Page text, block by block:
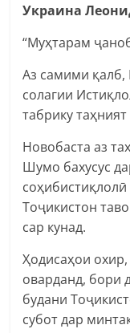
Украина
“Муҳтарам
Аз самими
солагии
табрику
Новобаста аз
Шумо бахусус
соҳибистиқлолӣ
Тоҷикистон
сар кунад.
Ҳодисаҳои
оварданд, бори
будани
субот дар